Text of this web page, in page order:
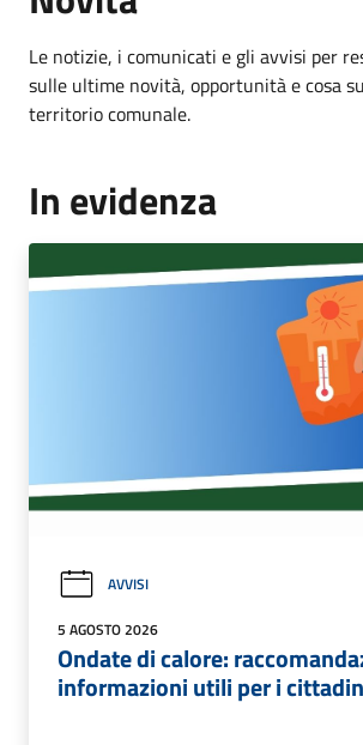
Le notizie, i comunicati e gli avvisi per
sulle ultime novità, opportunità e cosa
territorio comunale.
In evidenza
AVVISI
5 AGOSTO 2026
Ondate di calore:
informazioni utili per i